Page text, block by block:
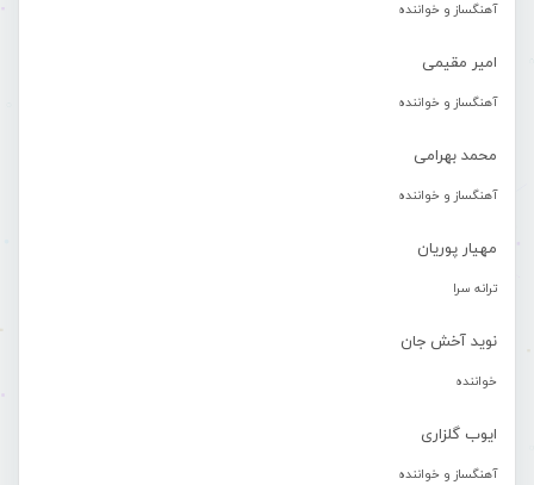
آهنگساز و خواننده
امیر مقیمی
آهنگساز و خواننده
محمد بهرامی
آهنگساز و خواننده
مهیار پوریان
ترانه سرا
نوید آخش جان
خواننده
ایوب گلزاری
آهنگساز و خواننده